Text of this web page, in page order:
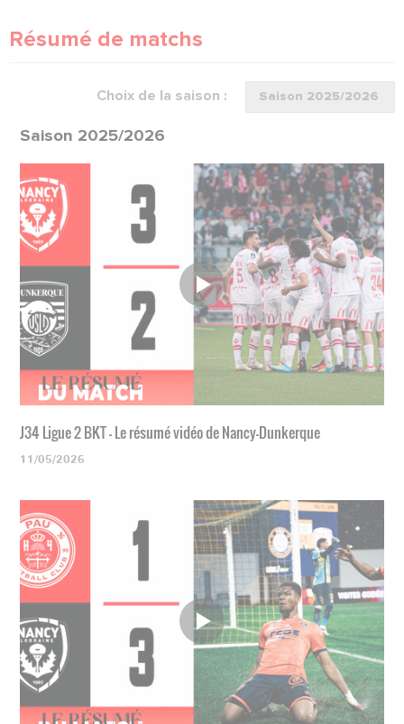
Résumé de matchs
Choix de la saison :
Saison 2025/2026
J34 Ligue 2 BKT - Le résumé vidéo de Nancy-Dunkerque
11/05/2026